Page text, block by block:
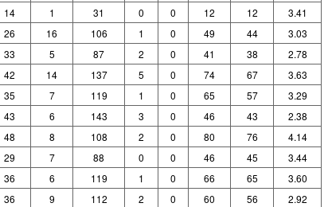
14 1 31 0 0 12 12
3.41
26 16 106 1 0 49 44
3.03
33 5 87 2 0 41 38
2.78
42 14 137 5 0 74 67
3.63
35 7 119 1 0 65 57
3.29
43 6 143 3 0 46 43
2.38
48 8 108 2 0 80 76
4.14
29 7 88 0 0 46 45
3.44
36 6 119 1 0 66 65
3.60
36 9 112 2 0 60 56
2.92